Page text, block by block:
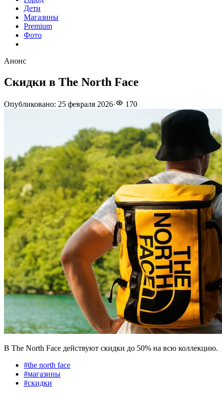
Дети
Магазины
Premium
Фото
Анонс
Скидки в The North Face
Опубликовано: 25 февраля 2026· 170
В The North Face действуют скидки до 50% на всю коллекцию.
#the north face
#магазины
#скидки